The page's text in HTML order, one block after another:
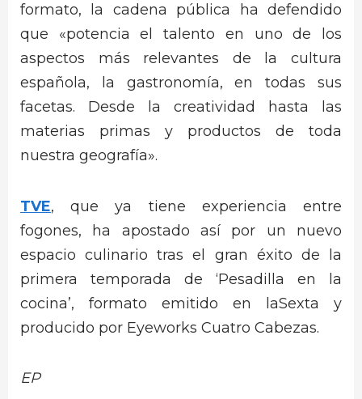
formato, la cadena pública ha defendido
que «potencia el talento en uno de los
aspectos más relevantes de la cultura
española, la gastronomía, en todas sus
facetas. Desde la creatividad hasta las
materias primas y productos de toda
nuestra geografía».
TVE, que ya tiene experiencia entre
fogones, ha apostado así por un nuevo
espacio culinario tras el gran éxito de la
primera temporada de ‘Pesadilla en la
cocina’, formato emitido en laSexta y
producido por Eyeworks Cuatro Cabezas.
EP